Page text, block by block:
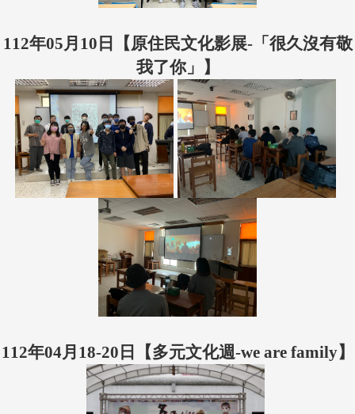
112年05月10日 【原住民文化影展-「很久沒有敬
我了你」】
112年04月18-20日【多元文化週-we are family】